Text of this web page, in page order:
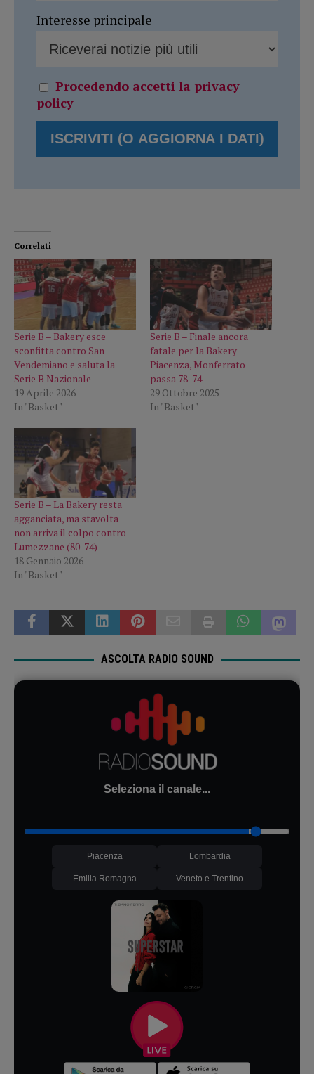
Interesse principale
Procedendo accetti la privacy
policy
Correlati
Serie B – Bakery esce
sconfitta contro San
Vendemiano e saluta la
Serie B Nazionale
19 Aprile 2026
In "Basket"
Serie B – Finale ancora
fatale per la Bakery
Piacenza, Monferrato
passa 78-74
29 Ottobre 2025
In "Basket"
Serie B – La Bakery resta
agganciata, ma stavolta
non arriva il colpo contro
Lumezzane (80-74)
18 Gennaio 2026
In "Basket"
ASCOLTA RADIO SOUND
Seleziona il canale...
Piacenza Lombardia
Emilia Romagna Veneto e Trentino